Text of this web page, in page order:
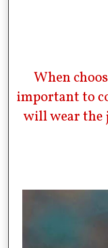
When
important to
will wear the